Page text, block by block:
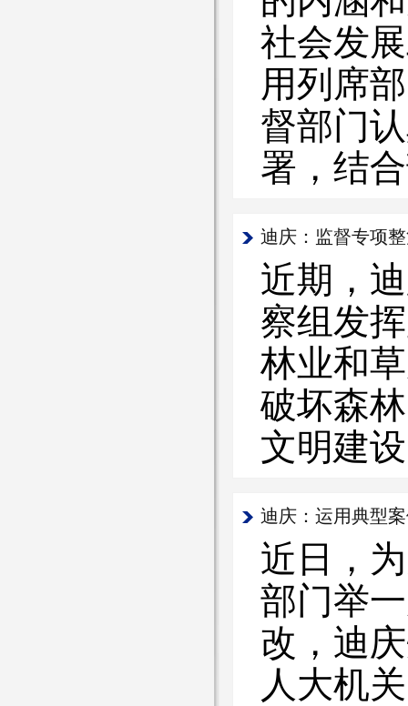
社会发
用列席
督部门
署，结
迪庆：监督专项
近期，
察组发
林业和
破坏森
文明建
迪庆：运用典型
近日，
部门举
改，迪
人大机